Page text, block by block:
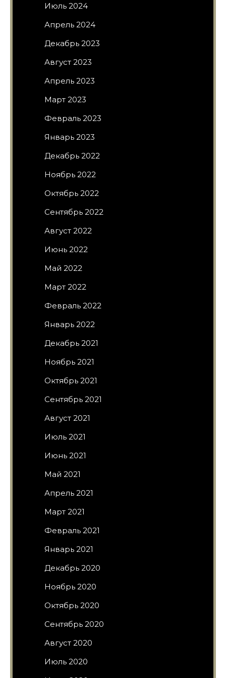
Июль 2024
Апрель 2024
Декабрь 2023
Август 2023
Апрель 2023
Март 2023
Февраль 2023
Январь 2023
Декабрь 2022
Ноябрь 2022
Октябрь 2022
Сентябрь 2022
Август 2022
Июнь 2022
Май 2022
Март 2022
Февраль 2022
Январь 2022
Декабрь 2021
Ноябрь 2021
Октябрь 2021
Сентябрь 2021
Август 2021
Июль 2021
Июнь 2021
Май 2021
Апрель 2021
Март 2021
Февраль 2021
Январь 2021
Декабрь 2020
Ноябрь 2020
Октябрь 2020
Сентябрь 2020
Август 2020
Июль 2020